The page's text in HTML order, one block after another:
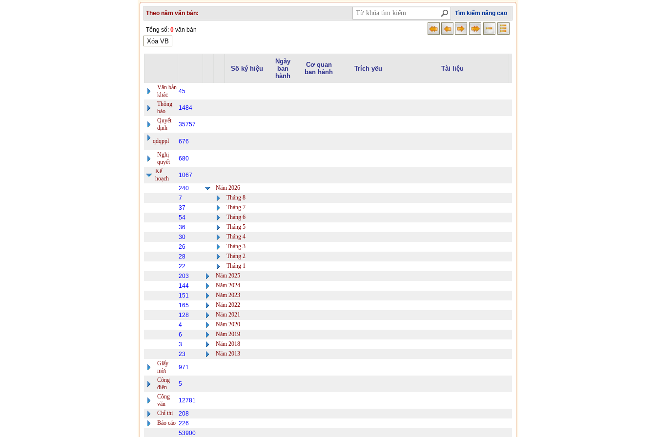
Theo năm văn bản: Tìm kiếm nâng cao
Tổng số: 0 văn bản
Số ký hiệu
Ngày
ban
hành
Cơ quan
ban hành
Trích yếu Tài liệu
Văn bản
khác
45
Thông
báo
1484
Quyết
định
35757
qdqppl
676
Nghị
quyết
680
Kế
hoạch
1067
240
Năm 2026
7
Tháng 8
37
Tháng 7
54
Tháng 6
36
Tháng 5
30
Tháng 4
26
Tháng 3
28
Tháng 2
22
Tháng 1
203
Năm 2025
144
Năm 2024
151
Năm 2023
165
Năm 2022
128
Năm 2021
4
Năm 2020
6
Năm 2019
3
Năm 2018
23
Năm 2013
Giấy
mời
971
Công
điện
5
Công
văn
12781
Chỉ thị
208
Báo cáo 226
53900